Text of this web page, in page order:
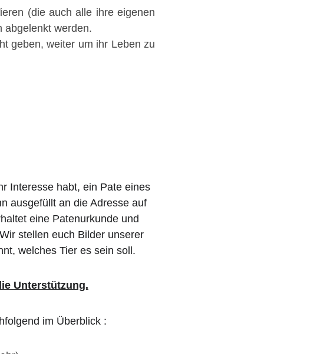
(die auch alle ihre eigenen
abgelenkt werden.
geben, weiter um ihr Leben zu
Interesse habt, ein Pate eines
ausgefüllt an die Adresse auf
eine Patenurkunde und
stellen euch Bilder unserer
welches Tier es sein soll.
Unterstützung.
im Überblick :